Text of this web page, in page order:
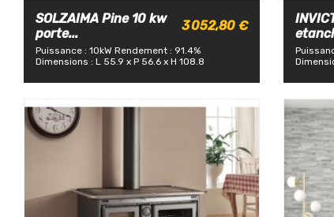
SOLZAIMA Pine 10 kw
porte...
3 052,80 €
Puissance : 10kW Rendement : 91.4%
Dimensions : L 55.9 x P 56.6 x H 108.8